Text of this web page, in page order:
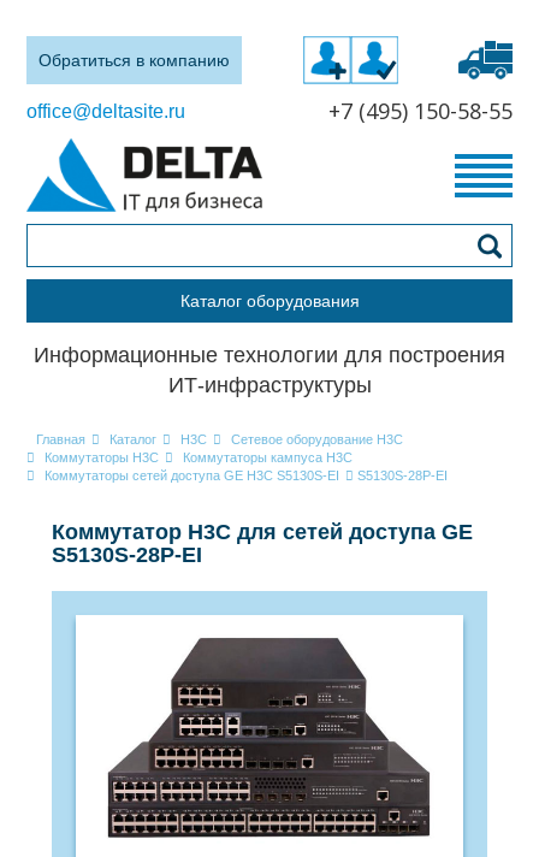
Обратиться в компанию
office@deltasite.ru +7 (495) 150-58-55
Каталог оборудования
Информационные технологии для построения
ИТ-инфраструктуры
Главная Каталог H3C
Сетевое оборудование H3C
Коммутаторы H3C
Коммутаторы кампуса H3C
Коммутаторы сетей доступа GE H3C S5130S-EI
S5130S-28P-EI
Коммутатор H3C для сетей доступа GE
S5130S-28P-EI